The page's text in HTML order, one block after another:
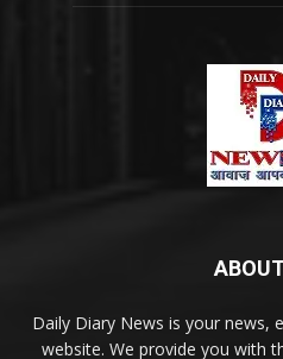
Daily Diary News is your news,
website. We provide you with